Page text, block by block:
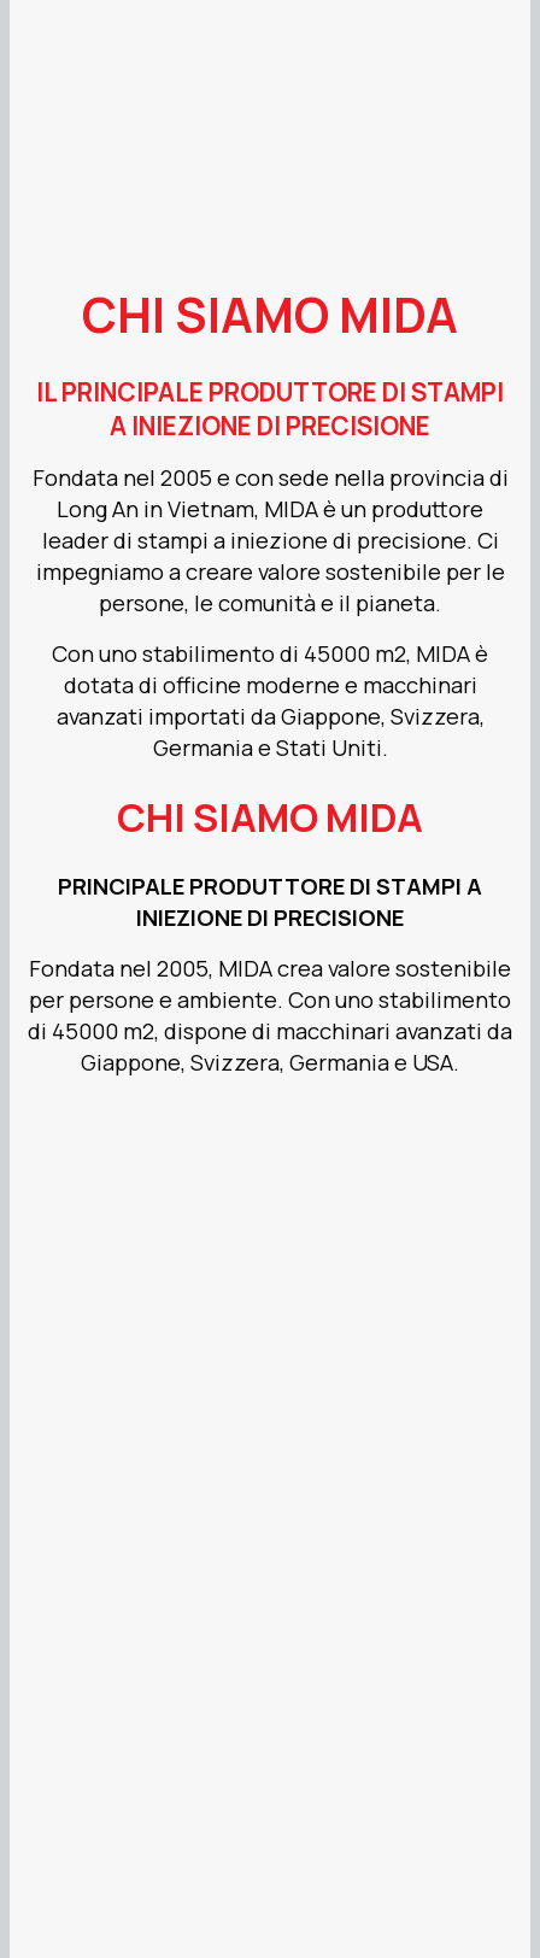
CHI SIAMO MIDA
IL PRINCIPALE PRODUTTORE DI STAMPI
A INIEZIONE DI PRECISIONE
Fondata nel 2005 e con sede nella provincia di
Long An in Vietnam, MIDA è un produttore
leader di stampi a iniezione di precisione. Ci
impegniamo a creare valore sostenibile per le
persone, le comunità e il pianeta.
Con uno stabilimento di 45000 m2, MIDA è
dotata di officine moderne e macchinari
avanzati importati da Giappone, Svizzera,
Germania e Stati Uniti.
CHI SIAMO MIDA
PRINCIPALE PRODUTTORE DI STAMPI A
INIEZIONE DI PRECISIONE
Fondata nel 2005, MIDA crea valore sostenibile
per persone e ambiente.Con uno stabilimento
di 45000 m2, dispone di macchinari avanzati da
Giappone, Svizzera, Germania e USA.